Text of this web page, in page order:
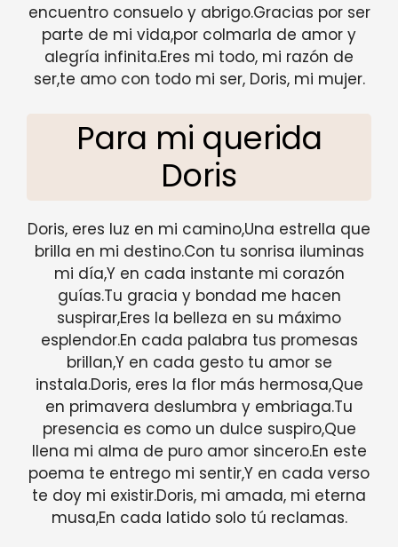
encuentro consuelo y abrigo.Gracias por ser
parte de mi vida,por colmarla de amor y
alegría infinita.Eres mi todo, mi razón de
ser,te amo con todo mi ser, Doris, mi mujer.
Para mi querida
Doris
Doris, eres luz en mi camino,Una estrella que
brilla en mi destino.Con tu sonrisa iluminas
mi día,Y en cada instante mi corazón
guías.Tu gracia y bondad me hacen
suspirar,Eres la belleza en su máximo
esplendor.En cada palabra tus promesas
brillan,Y en cada gesto tu amor se
instala.Doris, eres la flor más hermosa,Que
en primavera deslumbra y embriaga.Tu
presencia es como un dulce suspiro,Que
llena mi alma de puro amor sincero.En este
poema te entrego mi sentir,Y en cada verso
te doy mi existir.Doris, mi amada, mi eterna
musa,En cada latido solo tú reclamas.